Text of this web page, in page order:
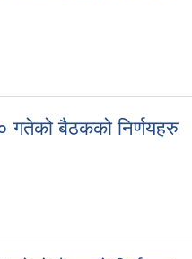
गतेको बैठकको निर्णयहरु